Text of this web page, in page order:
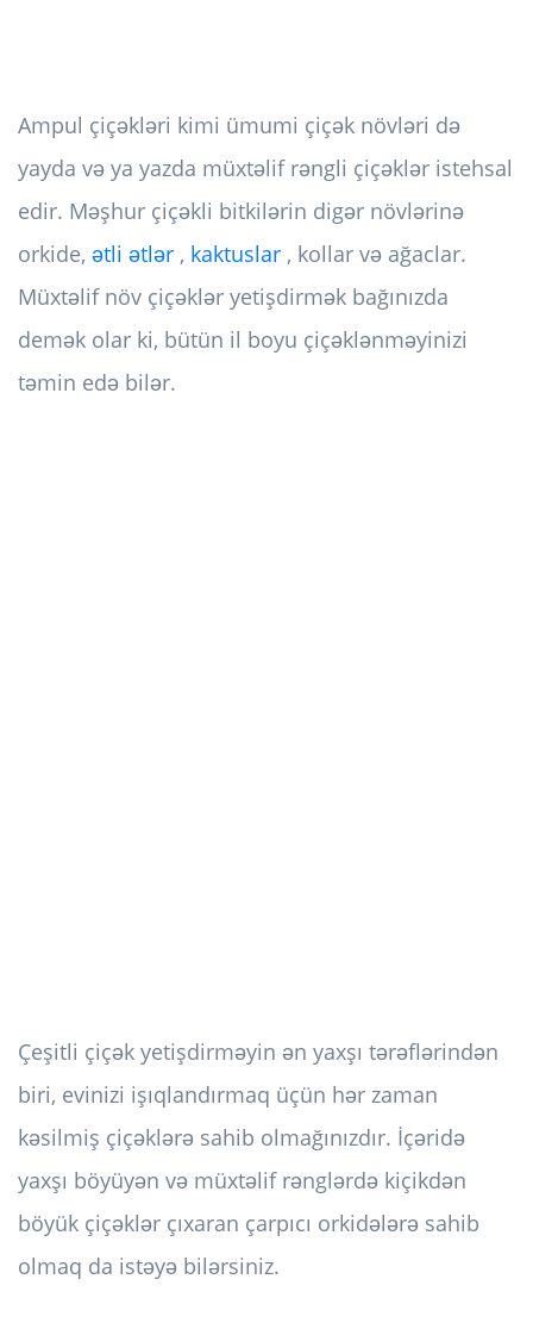
Ampul çiçəkləri kimi ümumi çiçək növləri də
yayda və ya yazda müxtəlif rəngli çiçəklər istehsal
edir. Məşhur çiçəkli bitkilərin digər növlərinə
orkide, ətli ətlər , kaktuslar , kollar və ağaclar.
Müxtəlif növ çiçəklər yetişdirmək bağınızda
demək olar ki, bütün il boyu çiçəklənməyinizi
təmin edə bilər.
Çeşitli çiçək yetişdirməyin ən yaxşı tərəflərindən
biri, evinizi işıqlandırmaq üçün hər zaman
kəsilmiş çiçəklərə sahib olmağınızdır. İçəridə
yaxşı böyüyən və müxtəlif rənglərdə kiçikdən
böyük çiçəklər çıxaran çarpıcı orkidələrə sahib
olmaq da istəyə bilərsiniz.